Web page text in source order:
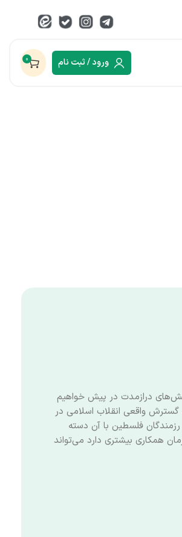
ورود / ثبت نام 0
درازمدت در پیش خواهیم
گسترش واقعی انقلاب اسلامی در
فلسطین با آن دسته
همکاری بیشتری دارد می‌تواند